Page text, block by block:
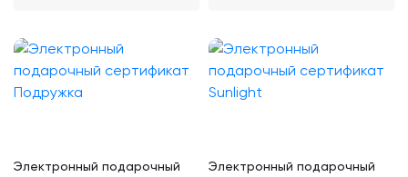
Электронный подарочный
Электронный подарочный